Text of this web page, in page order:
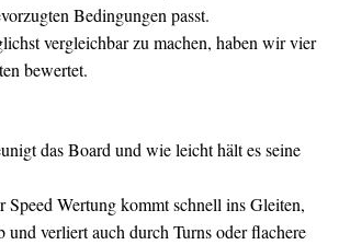
Bedingungen passt.
vergleichbar zu machen, haben wir vier
bewertet.
das Board und wie leicht hält es seine
Speed Wertung kommt schnell ins Gleiten,
und verliert auch durch Turns oder flachere